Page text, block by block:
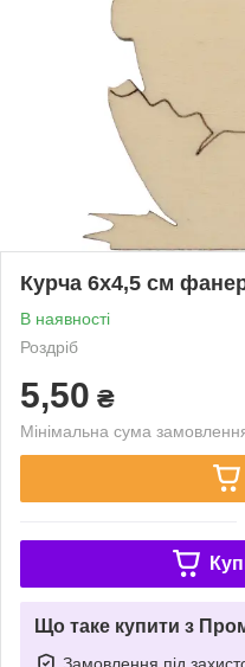
Курча 6х4,5 см
В наявності
Роздріб
5,50 ₴
Мінімальна сума
Що таке купити з
Замовлення під